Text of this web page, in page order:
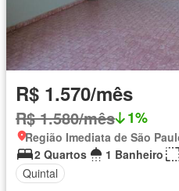
R$ 1.570/mês
R$ 1.580/mês 1%
2 Quartos
1 Banheiro
Quintal